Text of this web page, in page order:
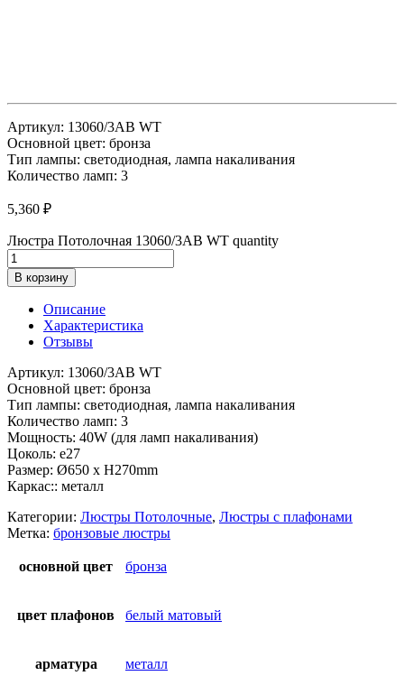
Артикул: 13060/3AB WT
Основной цвет: бронза
Тип лампы: светодиодная, лампа накаливания
Количество ламп: 3
5,360 ₽
Люстра Потолочная 13060/3AB WT quantity
В корзину
Описание
Характеристика
Отзывы
Артикул: 13060/3AB WT
Основной цвет: бронза
Тип лампы: светодиодная, лампа накаливания
Количество ламп: 3
Мощность: 40W (для ламп накаливания)
Цоколь: e27
Размер: Ø650 x H270mm
Каркас:: металл
Категории: Люстры Потолочные, Люстры с плафонами
Метка: бронзовые люстры
основной цвет бронза
цвет плафонов белый матовый
арматура металл